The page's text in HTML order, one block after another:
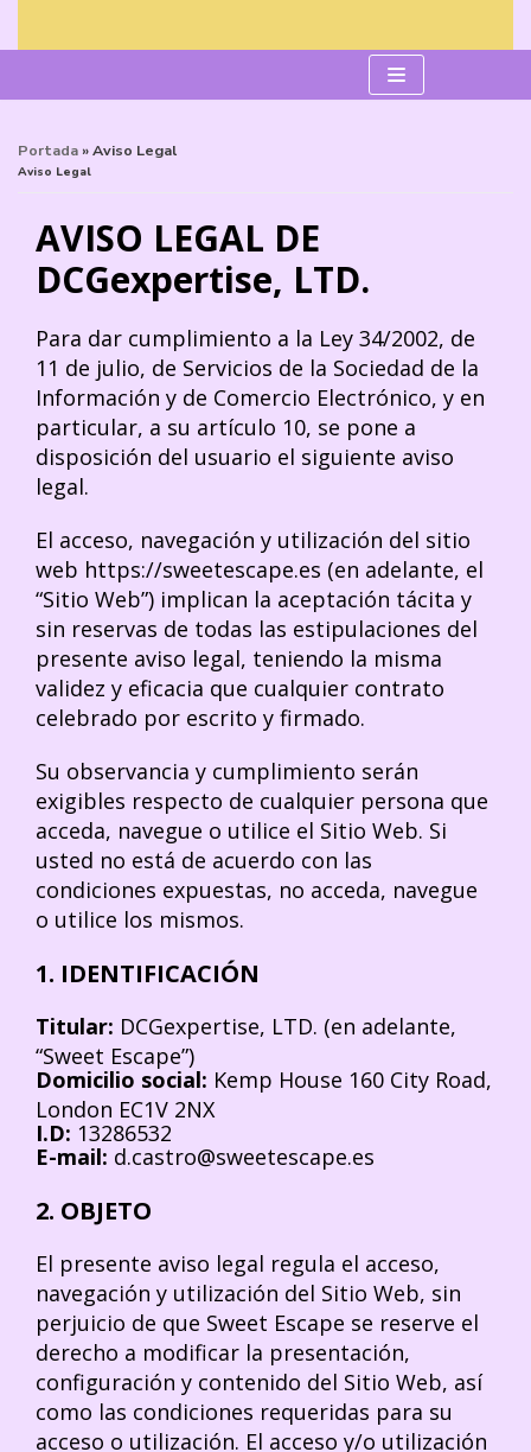
al
Portada »Aviso Legal
Aviso Legal
AVISO LEGAL DE
DCGexpertise, LTD.
Para dar cumplimiento a la Ley 34/2002, de
11 de julio, de Servicios de la Sociedad de la
Información y de Comercio Electrónico, y en
particular, a su artículo 10, se pone a
disposición del usuario el siguiente aviso
legal.
El acceso, navegación y utilización del sitio
web https://sweetescape.es (en adelante, el
“Sitio Web”) implican la aceptación tácita y
sin reservas de todas las estipulaciones del
presente aviso legal, teniendo la misma
validez y eficacia que cualquier contrato
celebrado por escrito y firmado.
Su observancia y cumplimiento serán
exigibles respecto de cualquier persona que
acceda, navegue o utilice el Sitio Web. Si
usted no está de acuerdo con las
condiciones expuestas, no acceda, navegue
o utilice los mismos.
1. IDENTIFICACIÓN
Titular: DCGexpertise, LTD. (en adelante,
“Sweet Escape”)
Domicilio social: Kemp House 160 City Road,
London EC1V 2NX
I.D: 13286532
E-mail: d.castro@sweetescape.es
2. OBJETO
El presente aviso legal regula el acceso,
navegación y utilización del Sitio Web, sin
perjuicio de que Sweet Escape se reserve el
derecho a modificar la presentación,
configuración y contenido del Sitio Web, así
como las condiciones requeridas para su
acceso o utilización. El acceso y/o utilización